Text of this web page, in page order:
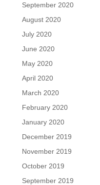
September 2020
August 2020
July 2020
June 2020
May 2020
April 2020
March 2020
February 2020
January 2020
December 2019
November 2019
October 2019
September 2019